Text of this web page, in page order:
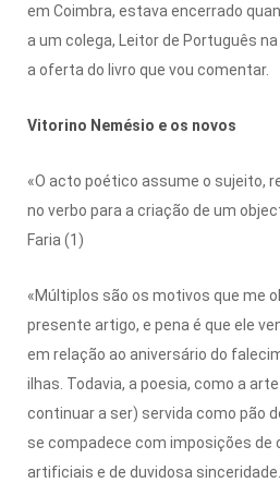
em Coimbra, estava encerrado
a um colega, Leitor de Português
a oferta do livro que vou comentar.
Vitorino Nemésio e os novos
«O acto poético assume o sujeito,
no verbo para a criação de um
Faria (1)
«Múltiplos são os motivos que me
presente artigo, e pena é que ele
em relação ao aniversário do
ilhas. Todavia, a poesia, como a
continuar a ser) servida como pão
se compadece com imposições de
artificiais e de duvidosa sinceridade.